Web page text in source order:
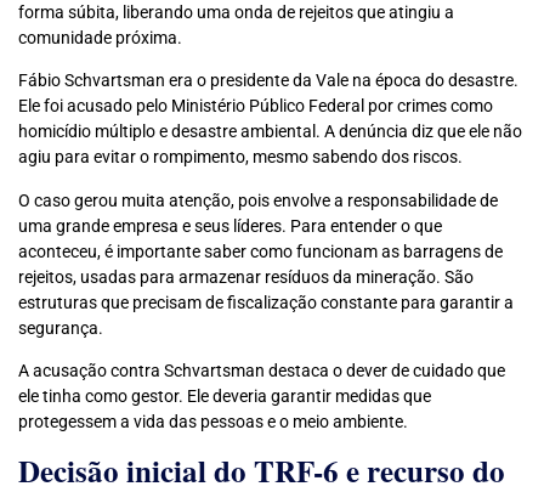
forma súbita, liberando uma onda de rejeitos que atingiu a
comunidade próxima.
Fábio Schvartsman era o presidente da Vale na época do desastre.
Ele foi acusado pelo Ministério Público Federal por crimes como
homicídio múltiplo e desastre ambiental. A denúncia diz que ele não
agiu para evitar o rompimento, mesmo sabendo dos riscos.
O caso gerou muita atenção, pois envolve a responsabilidade de
uma grande empresa e seus líderes. Para entender o que
aconteceu, é importante saber como funcionam as barragens de
rejeitos, usadas para armazenar resíduos da mineração. São
estruturas que precisam de fiscalização constante para garantir a
segurança.
A acusação contra Schvartsman destaca o dever de cuidado que
ele tinha como gestor. Ele deveria garantir medidas que
protegessem a vida das pessoas e o meio ambiente.
Decisão inicial do TRF-6 e recurso do